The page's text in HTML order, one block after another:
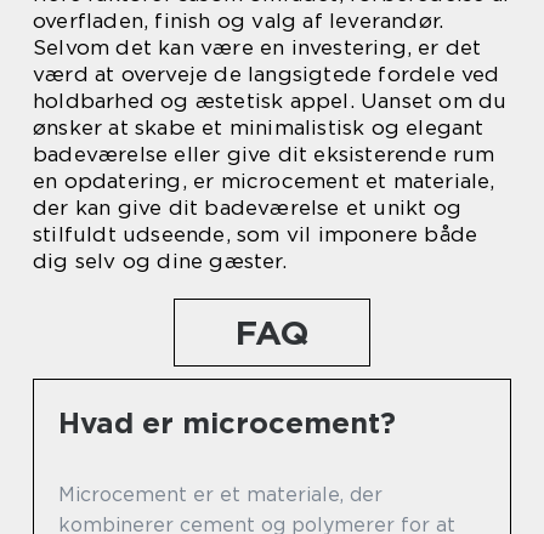
overfladen, finish og valg af leverandør.
Selvom det kan være en investering, er det
værd at overveje de langsigtede fordele ved
holdbarhed og æstetisk appel. Uanset om du
ønsker at skabe et minimalistisk og elegant
badeværelse eller give dit eksisterende rum
en opdatering, er microcement et materiale,
der kan give dit badeværelse et unikt og
stilfuldt udseende, som vil imponere både
dig selv og dine gæster.
FAQ
Hvad er microcement?
Microcement er et materiale, der
kombinerer cement og polymerer for at